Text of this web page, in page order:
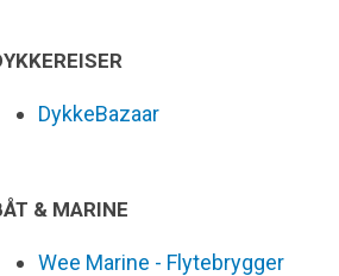
DykkeBazaar
& MARINE
Wee Marine - Flytebrygger